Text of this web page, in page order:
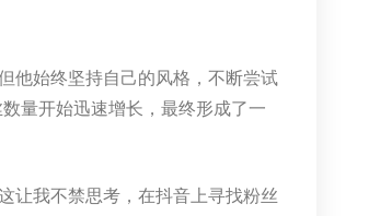
他始终坚持自己的风格，不断尝试
量开始迅速增长，最终形成了一
让我不禁思考，在抖音上寻找粉丝